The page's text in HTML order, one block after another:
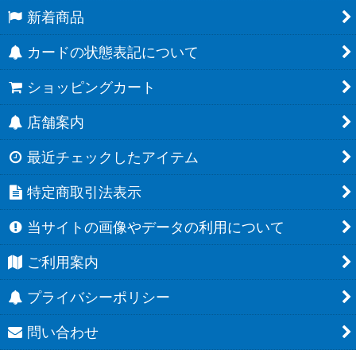
新着商品
カードの状態表記について
ショッピングカート
店舗案内
最近チェックしたアイテム
特定商取引法表示
当サイトの画像やデータの利用について
ご利用案内
プライバシーポリシー
問い合わせ